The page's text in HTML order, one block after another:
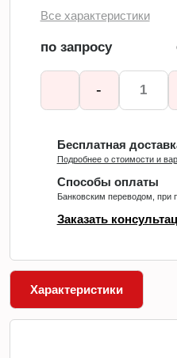
Все характеристики
по запросу
-
Бесплатная
Подробнее о стоимости и
Способы оплаты
Банковским переводом, при
Заказать
Характеристики